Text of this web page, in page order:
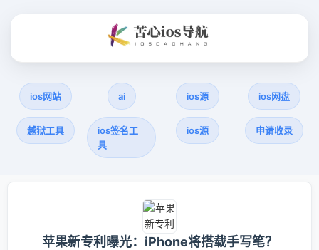
ios网站 ai ios源 ios网盘
越狱工具
ios签名工
具
ios源 申请收录
苹果新专利曝光：iPhone将搭载手写笔？